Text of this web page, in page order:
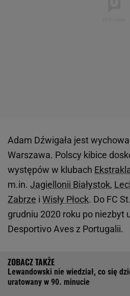
Adam Dźwigała jest
Warszawa. Polscy kibice
występów w klubach
m.in. Jagiellonii Białystok,
Zabrze i Wisły Płock. Do FC
grudniu 2020 roku po niezbyt
Desportivo Aves z Portugalii.
Lewandowski nie wiedział, co się
uratowany w 90. minucie